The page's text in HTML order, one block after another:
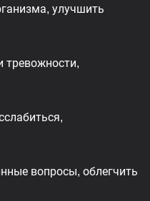
улучшить
тревожности,
вопросы, облегчить